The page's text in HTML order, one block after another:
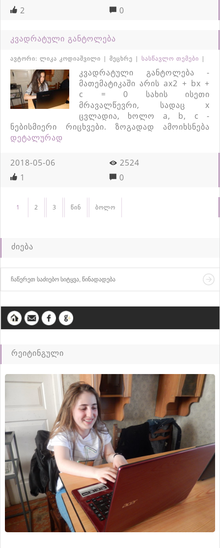
2
0
კვადრატული განტოლება
ავტორი: ლიკა კოდიაშვილი | მეცხრე | სასწავლო თემები |
კვადრატული განტოლება -
მათემატიკაში არის ax2 + bx +
c = 0 სახის ისეთი
მრავალწევრი, სადაც x
ცვლადია, ხოლო a, b, c -
ნებისმიერი რიცხვები. ზოგადად ამოიხსნება
დეტალურად
2018-05-06
2524
1
0
1 2 3 წინ ბოლო
ძიება
რეიტინგული